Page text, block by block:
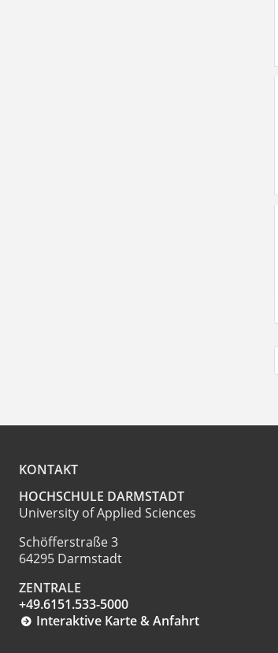
KONTAKT
HOCHSCHULE DARMSTADT
University of Applied Sciences
Schöfferstraße 3
64295 Darmstadt
ZENTRALE
+49.6151.533-5000
Interaktive Karte & Anfahrt